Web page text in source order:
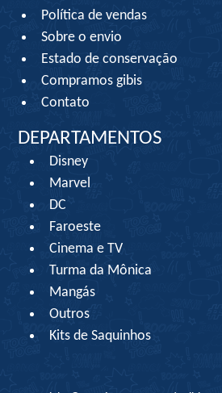
Política de vendas
Sobre o envio
Estado de conservação
Compramos gibis
Contato
DEPARTAMENTOS
Disney
Marvel
DC
Faroeste
Cinema e TV
Turma da Mônica
Mangás
Outros
Kits de Saquinhos